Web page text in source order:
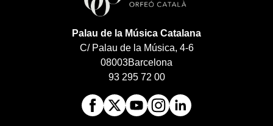
Palau de la Música Catalana
C/ Palau de la Música, 4-6
08003Barcelona
93 295 72 00